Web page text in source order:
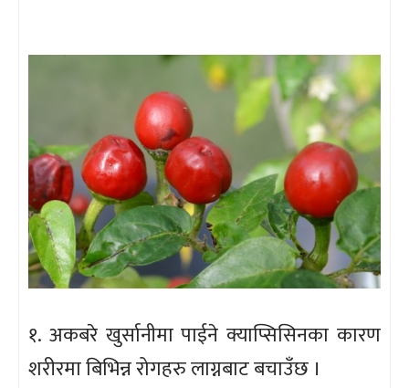
१. अकबरे खुर्सानीमा पाईने क्याप्सिसिनका कारण
शरीरमा बिभिन्न रोगहरु लाग्नबाट बचाउँछ ।